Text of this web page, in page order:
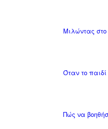
Μιλώντας
Όταν το
Πώς να